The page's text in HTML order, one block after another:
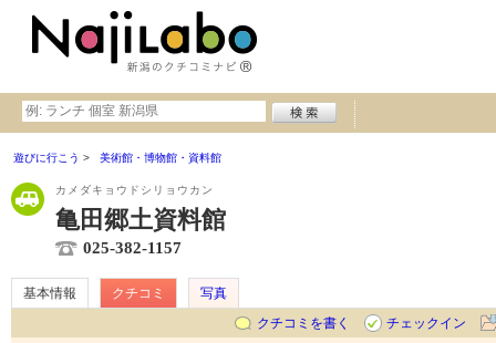
遊びに行こう 美術館・博物館・資料館
カメダキョウドシリョウカン
亀田郷土資料館
025-382-1157
基本情報 クチコミ
写真
クチコミを書く
チェックイン